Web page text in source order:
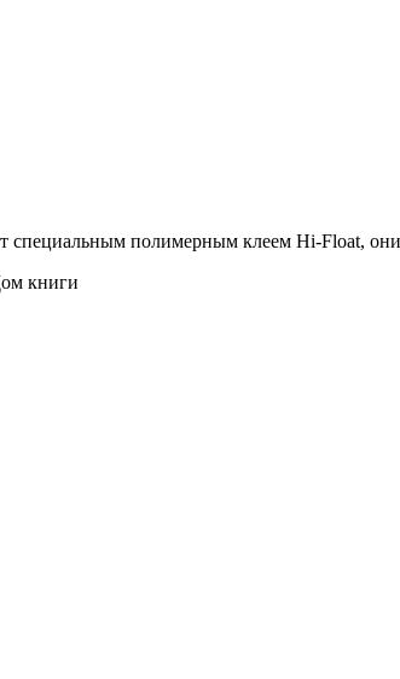
полимерным клеем Hi-Float, они
книги